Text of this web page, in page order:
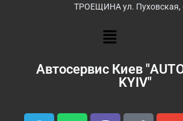
ТРОЕЩИНА ул. Пуховская,
Автосервис Киев
KYIV"